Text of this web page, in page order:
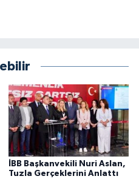
İBB Başkanvekili Nuri Aslan,
Tuzla Gerçeklerini Anlattı